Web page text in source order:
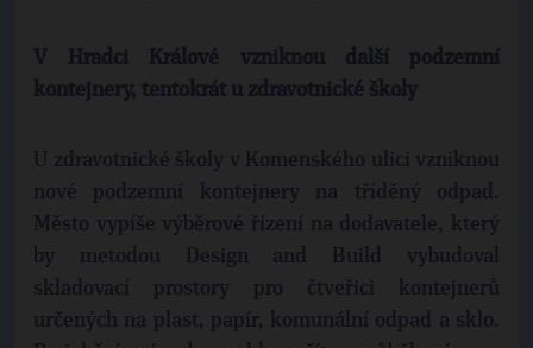
V Hradci Králové vzniknou další podzemní
kontejnery, tentokrát u zdravotnické školy
U zdravotnické školy v Komenského ulici vzniknou
nové podzemní kontejnery na tříděný odpad.
Město vypíše výběrové řízení na dodavatele, který
by metodou Design and Build vybudoval
skladovací prostory pro čtveřici kontejnerů
určených na plast, papír, komunální odpad a sklo.